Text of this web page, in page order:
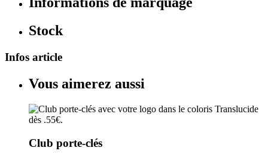
Stock
Infos article
Vous aimerez aussi
Club porte-clés